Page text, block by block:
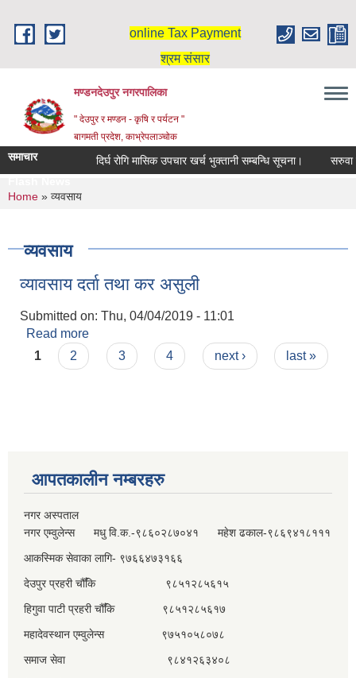
online Tax Payment
श्रम संसार
मण्डनदेउपुर नगरपालिका
" देउपुर र मण्डन - कृषि र पर्यटन "
बागमती प्रदेश, काभ्रेपलाञ्चोक
समाचार दिर्घ रोगि मासिक उपचार खर्च भुक्तानी सम्बन्धि सूचना।
सरुवा
You are here
Home » व्यवसाय
व्यवसाय
व्यावसाय दर्ता तथा कर असुली
Submitted on: Thu, 04/04/2019 - 11:01
Read more
Pages
1 2 3 4 next › last »
आपतकालीन नम्बरहरु
नगर अस्पताल
नगर एम्वुलेन्स मधु वि.क.-९८६०२८७०४१ महेश ढकाल-९८६९४१८१११
आकस्मिक सेवाका लागि- ९७६६४७३१६६
देउपुर प्रहरी चौँकि ९८५१२८५६१५
हिगुवा पाटी प्रहरी चौँकि ९८५१२८५६१७
महादेवस्थान एम्वुलेन्स ९७५१०५८०७८
समाज सेवा ९८४१२६३४०८